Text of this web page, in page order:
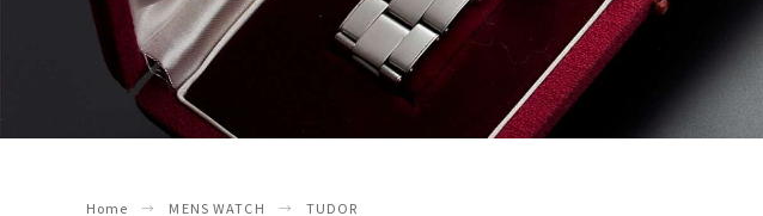
Home MENS WATCH TUDOR